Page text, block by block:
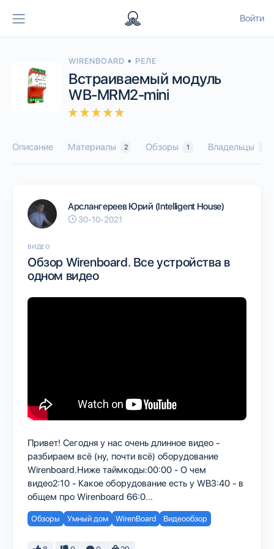
Войти
WIRENBOARD • РЕЛЕ
Встраиваемый модуль
WB-MRM2-mini
Описание Материалы 2 Обзоры 1 Владельцы
Арслангереев Юрий (Intelligent House)
30-10-2021
ВИДЕО
Обзор Wirenboard. Все устройства в
одном видео
Привет! Сегодня у нас очень длинное видео -
разбираем всё (ну, почти всё) оборудование
Wirenboard.Ниже таймкоды:00:00 - О чем
видео2:10 - Какое оборудование есть у WB3:40 - в
общем про Wirenboard 66:0...
Обзоры Умный дом WirenBoard Видеообзор